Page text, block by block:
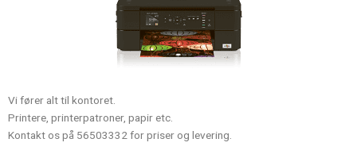
Vi fører alt til kontoret.
Printere, printerpatroner, papir etc.
Kontakt os på 56503332 for priser og levering.